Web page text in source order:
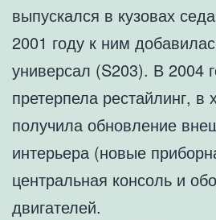
выпускался в кузовах
2001 году к ним
универсал (S203). В 2004
претерпела рестайлинг, в
получила обновление
интерьера (новые
центральная консоль и
двигателей.